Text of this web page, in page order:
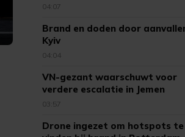
04:07
Brand en doden door
Kyiv
04:04
VN-gezant waarschuwt voor
verdere escalatie in Jemen
03:57
Drone ingezet om hotspots te